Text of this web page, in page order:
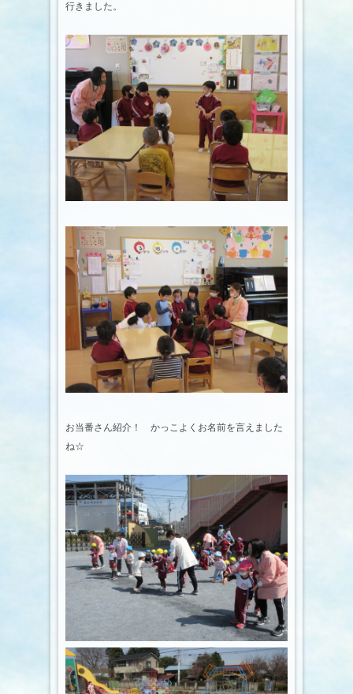
行きました。
お当番さん紹介！ かっこよくお名前を言えました
ね☆